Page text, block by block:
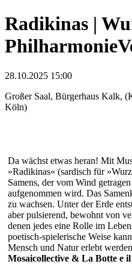
Radikinas |
28.10.2025 15:00
Großer Saal, Bürgerhaus Kalk,
Köln)
Da wächst etwas heran! Mit
»Radikinas« (sardisch für
Samens, der vom Wind
aufgenommen wird. Das
zu wachsen. Unter der Erde
aber pulsierend, bewohnt von
denen jedes eine Rolle im
poetisch-spielerische Weise
Mensch und Natur erlebt
Mosaicollective & La Botte e